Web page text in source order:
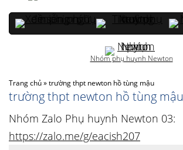
Trang chủ»trường thpt newton hồ tùng mậu
trường thpt newton hồ tùng mậu
Nhóm Zalo Phụ huynh Newton 03:
https://zalo.me/g/eacish207
Nhóm phụ huynh Newton